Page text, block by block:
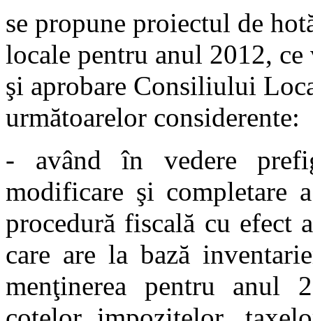
se propune proiectul de
locale pentru anul 2012,
şi aprobare Consiliului
următoarelor considerente:
- având în vedere
modificare şi completare
procedură fiscală cu efect
care are la bază
menţinerea pentru anul